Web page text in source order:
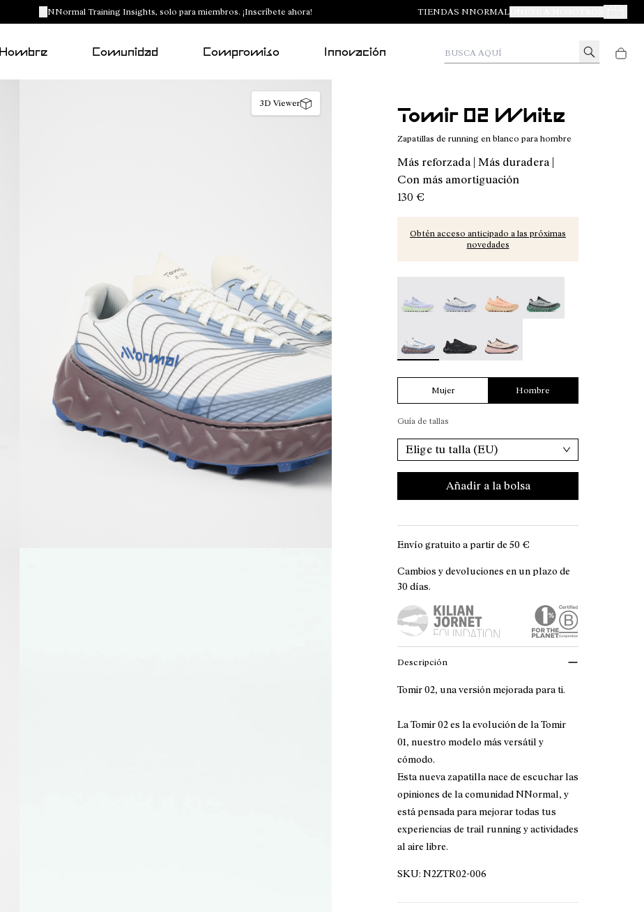
NNormal Training Insights, solo para miembros. ¡Inscríbete ahora! TIENDAS NNORMAL Tus
Hombre Comunidad Compromiso Innovación
3D Viewer
Tomir 02 White
Zapatillas de running en blanco para hombre
Más reforzada | Más duradera |
Con más amortiguación
130 €
Obtén acceso anticipado a las próximas
novedades
Mujer Hombre
Guía de tallas
Elige tu talla (EU)
Añadir a la bolsa
Envío gratuito a partir de 50 €
Cambios y devoluciones en un plazo de
30 días.
Descripción
Tomir 02, una versión mejorada para ti.
La Tomir 02 es la evolución de la Tomir
01, nuestro modelo más versátil y
cómodo.
Esta nueva zapatilla nace de escuchar las
opiniones de la comunidad NNormal, y
está pensada para mejorar todas tus
experiencias de trail running y actividades
al aire libre.
SKU: N2ZTR02-006